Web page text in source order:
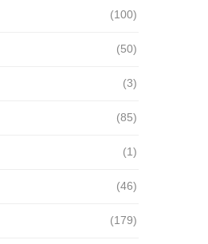
(100)
(50)
(3)
(85)
(1)
(46)
(179)